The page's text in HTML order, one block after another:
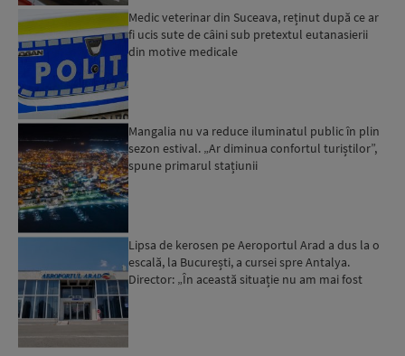
Medic veterinar din Suceava, reținut după ce ar
fi ucis sute de câini sub pretextul eutanasierii
din motive medicale
Mangalia nu va reduce iluminatul public în plin
sezon estival. „Ar diminua confortul turiștilor”,
spune primarul stațiunii
Lipsa de kerosen pe Aeroportul Arad a dus la o
escală, la București, a cursei spre Antalya.
Director: „În această situație nu am mai fost